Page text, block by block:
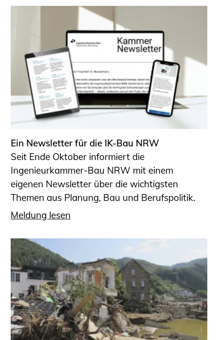
Ein Newsletter für die IK-Bau NRW
Seit Ende Oktober informiert die
Ingenieurkammer-Bau NRW mit einem
eigenen Newsletter über die wichtigsten
Themen aus Planung, Bau und Berufspolitik.
Meldung lesen